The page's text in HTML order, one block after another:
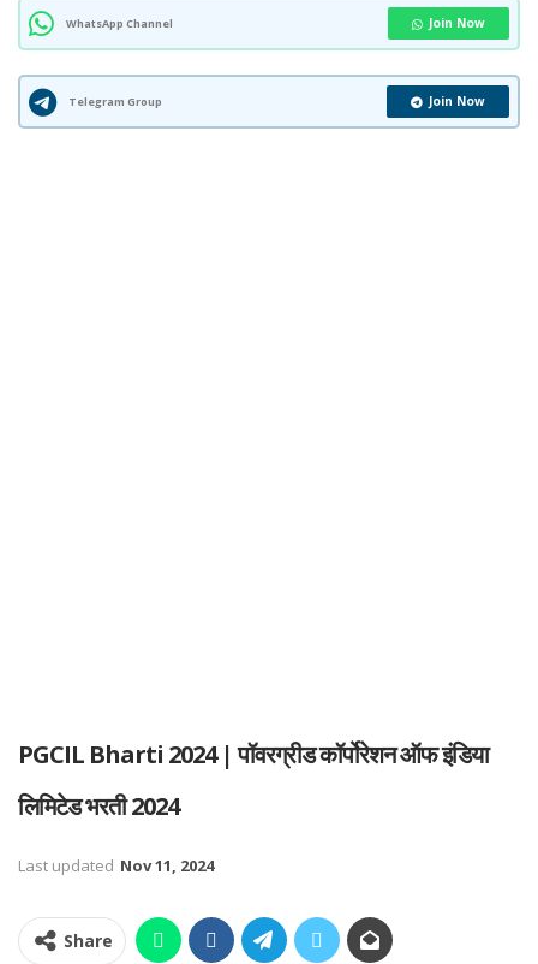
WhatsApp Channel Join Now
Telegram Group Join Now
PGCIL Bharti 2024 | पॉवरग्रीड कॉर्पोरेशन ऑफ इंडिया
लिमिटेड भरती 2024
Last updated Nov 11, 2024
Share